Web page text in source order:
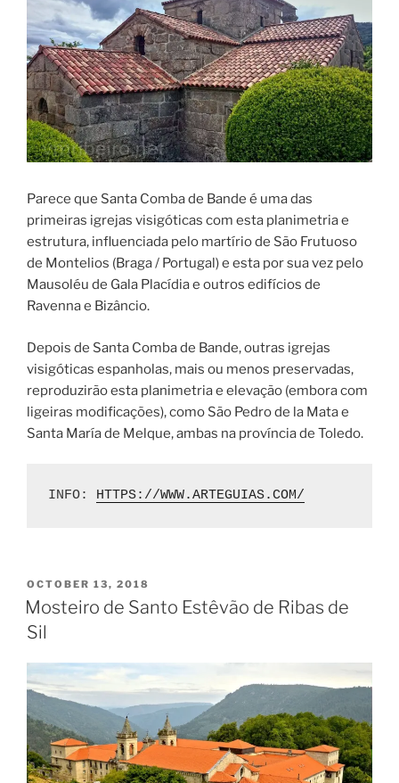
Parece que Santa Comba de Bande é uma das
primeiras igrejas visigóticas com esta planimetria e
estrutura, influenciada pelo martírio de São Frutuoso
de Montelios (Braga / Portugal) e esta por sua vez pelo
Mausoléu de Gala Placídia e outros edifícios de
Ravenna e Bizâncio.
Depois de Santa Comba de Bande, outras igrejas
visigóticas espanholas, mais ou menos preservadas,
reproduzirão esta planimetria e elevação (embora com
ligeiras modificações), como São Pedro de la Mata e
Santa María de Melque, ambas na província de Toledo.
INFO: HTTPS://WWW.ARTEGUIAS.COM/
POSTED
ON
OCTOBER 13, 2018
Mosteiro de Santo Estêvão de Ribas de
Sil